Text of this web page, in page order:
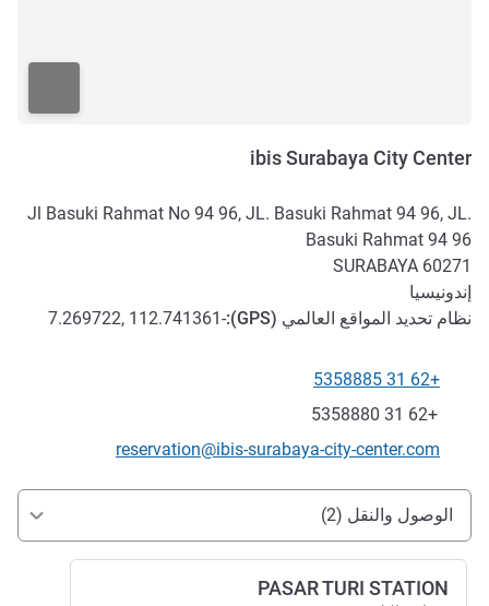
ibis Surabaya City Center
Jl Basuki Rahmat No 94 96, JL. Basuki Rahmat 94 96, JL.
Basuki Rahmat 94 96
60271
SURABAYA
إندونيسيا
نظام تحديد المواقع العالمي (GPS
):
-7.269722, 112.741361
الهاتف
+62 31 5358885
فاكس
+62 31 5358880
تواصل معنا عبر البريد الإلكتروني
reservation@ibis-surabaya-city-center.com
الوصول والتنقل
الوصول والنقل (2)
PASAR TURI STATION